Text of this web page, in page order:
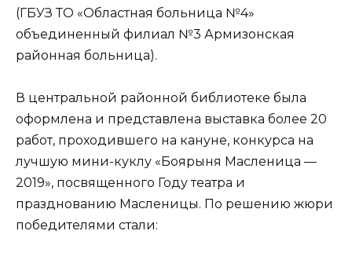
(ГБУЗ ТО «Областная больница №4»
объединенный филиал №3 Армизонская
районная больница).
В центральной районной библиотеке была
оформлена и представлена выставка более 20
работ, проходившего на кануне, конкурса на
лучшую мини-куклу «Боярыня Масленица —
2019», посвященного Году театра и
празднованию Масленицы. По решению жюри
победителями стали: